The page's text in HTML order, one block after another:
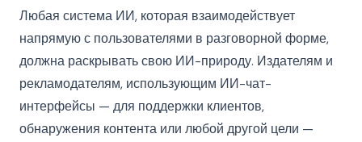
Любая система ИИ, которая взаимодействует
напрямую с пользователями в разговорной форме,
должна раскрывать свою ИИ-природу. Издателям и
рекламодателям, использующим ИИ-чат-
интерфейсы — для поддержки клиентов,
обнаружения контента или любой другой цели —